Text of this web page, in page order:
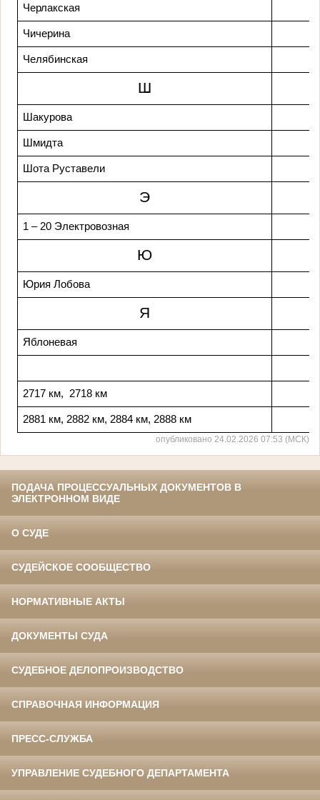
Черлакская
Чичерина
Челябинская
Ш
Шакурова
Шмидта
Шота Руставели
Э
1 – 20 Электровозная
Ю
Юрия Лобова
Я
Яблоневая
2717 км, 2718 км
2881 км, 2882 км, 2884 км, 2888 км
опубликовано 24.02.2026 07:53 (МСК)
ПОДАЧА ПРОЦЕССУАЛЬНЫХ ДОКУМЕНТОВ В
ЭЛЕКТРОННОМ ВИДЕ
О СУДЕ
СУДЕЙСКОЕ СООБЩЕСТВО
НОРМАТИВНЫЕ АКТЫ
ДОКУМЕНТЫ СУДА
СУДЕБНОЕ ДЕЛОПРОИЗВОДСТВО
СПРАВОЧНАЯ ИНФОРМАЦИЯ
ПРЕСС-СЛУЖБА
УПРАВЛЕНИЕ СУДЕБНОГО ДЕПАРТАМЕНТА